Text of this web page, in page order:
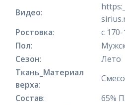
Видео:
Ростовка:
с
Пол:
Сезон:
Лето
Ткань_Материал
верха:
Состав:
65%